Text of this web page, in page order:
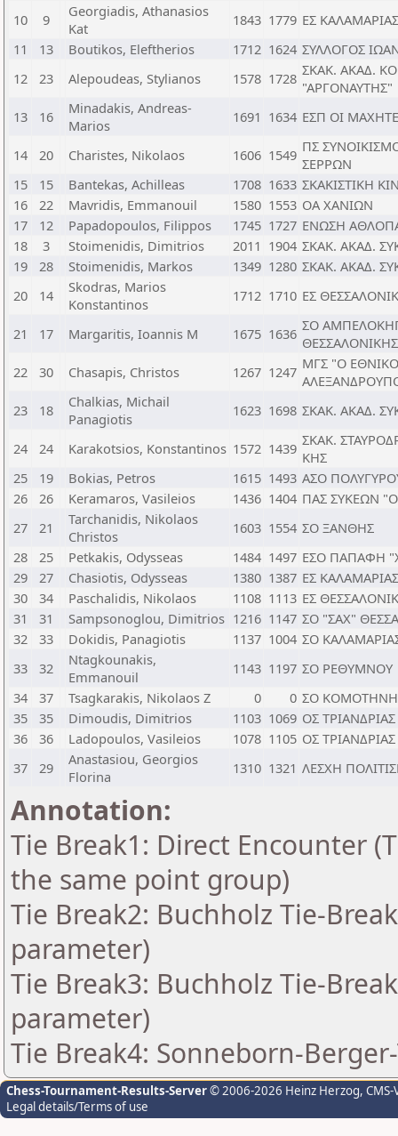
10
9
Georgiadis, Athanasios
Kat
1843 1779 ΕΣ ΚΑΛΑΜΑΡΙΑΣ
11
13 Boutikos, Eleftherios 1712 1624 ΣΥΛΛΟΓΟΣ
12
23 Alepoudeas, Stylianos 1578 1728 ΣΚΑΚ. ΑΚΑΔ.
"ΑΡΓΟΝΑΥΤΗΣ"
13
16
Minadakis, Andreas-
Marios
1691 1634 ΕΣΠ ΟΙ
14 20 Charistes, Nikolaos 1606 1549 ΠΣ
ΣΕΡΡΩΝ
15
15 Bantekas, Achilleas 1708 1633 ΣΚΑΚΙΣΤΙΚΗ
16
22 Mavridis, Emmanouil 1580 1553 ΟΑ ΧΑΝΙΩΝ
17
12 Papadopoulos, Filippos 1745 1727 ΕΝΩΣΗ
18
3 Stoimenidis, Dimitrios 2011 1904 ΣΚΑΚ. ΑΚΑΔ.
19
28 Stoimenidis, Markos 1349 1280 ΣΚΑΚ. ΑΚΑΔ.
20
14
Skodras, Marios
Konstantinos
1712 1710 ΕΣ
21 17 Margaritis, Ioannis M 1675 1636 ΣΟ
22
30 Chasapis, Christos 1267 1247 ΜΓΣ "Ο
23
18
Chalkias, Michail
Panagiotis
1623 1698 ΣΚΑΚ. ΑΚΑΔ.
24 24 Karakotsios, Konstantinos 1572 1439 ΣΚΑΚ.
ΚΗΣ
25
19 Bokias, Petros 1615 1493 ΑΣΟ
26
26 Keramaros, Vasileios 1436 1404 ΠΑΣ ΣΥΚΕΩΝ
27
21
Tarchanidis, Nikolaos
Christos
1603 1554 ΣΟ ΞΑΝΘΗΣ
28
25 Petkakis, Odysseas 1484 1497 ΕΣΟ ΠΑΠΑΦΗ
29
27 Chasiotis, Odysseas 1380 1387 ΕΣ ΚΑΛΑΜΑΡΙΑΣ
30
34 Paschalidis, Nikolaos 1108 1113 ΕΣ
31
31 Sampsonoglou, Dimitrios 1216 1147 ΣΟ "ΣΑΧ"
32
33 Dokidis, Panagiotis 1137 1004 ΣΟ
33
32
Ntagkounakis,
Emmanouil
1143 1197 ΣΟ ΡΕΘΥΜΝΟΥ
34
37 Tsagkarakis, Nikolaos Z 0 0 ΣΟ
35
35 Dimoudis, Dimitrios 1103 1069 ΟΣ ΤΡΙΑΝΔΡΙΑΣ
36
36 Ladopoulos, Vasileios 1078 1105 ΟΣ ΤΡΙΑΝΔΡΙΑΣ
37
29
Anastasiou, Georgios
Florina
1310 1321 ΛΕΣΧΗ
Annotation:
Tie Break1: Direct Encounter
the same point group)
Tie Break2: Buchholz Tie-
parameter)
Tie Break3: Buchholz Tie-
parameter)
Tie Break4: Sonneborn-
Chess-Tournament-Results-Server© 2006-2026 Heinz Herzog,
Legal details/Terms of use